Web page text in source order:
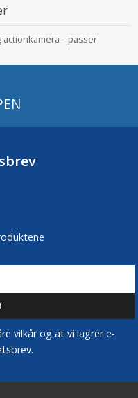
actionkamera – passer
vilkår og at vi lagrer e-